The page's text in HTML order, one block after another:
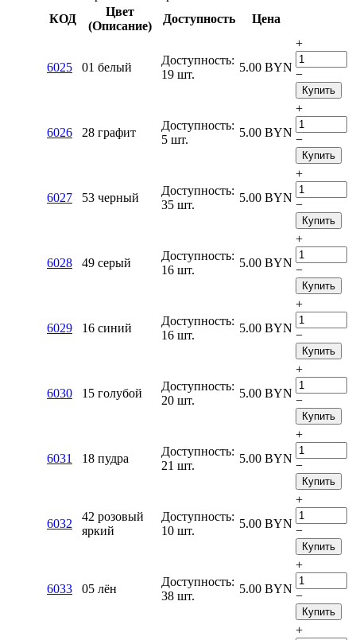
КОД
Цвет
(Описание)
Доступность Цена
6025 01 белый
Доступность:
19 шт.
5.00 BYN
+
−
Купить
6026 28 графит
Доступность:
5 шт.
5.00 BYN
+
−
Купить
6027 53 черный
Доступность:
35 шт.
5.00 BYN
+
−
Купить
6028 49 серый
Доступность:
16 шт.
5.00 BYN
+
−
Купить
6029 16 синий
Доступность:
16 шт.
5.00 BYN
+
−
Купить
6030 15 голубой
Доступность:
20 шт.
5.00 BYN
+
−
Купить
6031 18 пудра
Доступность:
21 шт.
5.00 BYN
+
−
Купить
6032
42 розовый
яркий
Доступность:
10 шт.
5.00 BYN
+
−
Купить
6033 05 лён
Доступность:
38 шт.
5.00 BYN
+
−
Купить
+